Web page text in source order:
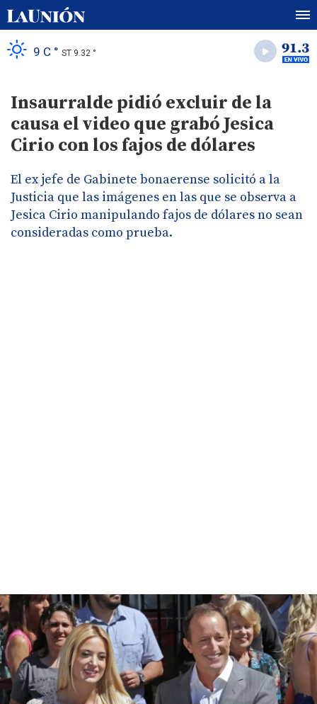
9 C ° ST 9.32 °
Insaurralde pidió excluir de la
causa el video que grabó Jesica
Cirio con los fajos de dólares
El ex jefe de Gabinete bonaerense solicitó a la
Justicia que las imágenes en las que se observa a
Jesica Cirio manipulando fajos de dólares no sean
consideradas como prueba.